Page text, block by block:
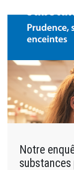
Notre